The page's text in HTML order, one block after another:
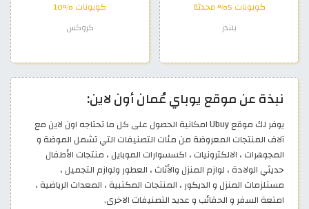
كوبونات 5% محدثة
بلندز
كوبونات %10
كروكس
نبذة عن موقع يوباي عُمان أون لاين:
يوفر لك موقع Ubuy امكانية الحصول على كل ما تحتاجه اون لاين مع
آلاف المنتجات المعروضة من مئات التصنيفات التي تشمل الموضة و
المجوهرات ، الالكترونيات ، اكسسوارات الموبايل ، منتجات الأطفال
حديثي الولادة ، لوازم المنزل والأثاث ، العطور ولوازم التجميل ،
مستلزمات المنزل و الديكور ، المنتجات المكتبية ، المعدات الرياضية ،
امتعة السفر و الحقائب و عديد التصنيفات الاخرى.